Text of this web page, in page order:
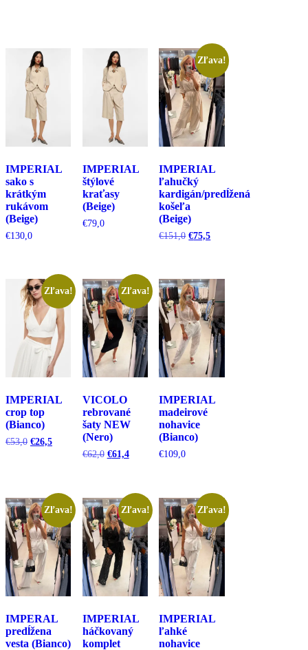
IMPERIAL
sako s
krátkým
rukávom
(Beige)
€130,0
IMPERIAL
štýlové
kraťasy
(Beige)
€79,0
Zľava!
IMPERIAL
ľahučký
kardigán/predĺžená
košeľa
(Beige)
€151,0 Pôvodná
€75,5Aktuálna
Zľava!
IMPERIAL
crop top
(Bianco)
€53,0 Pôvodná
€26,5Aktuálna
Zľava!
VICOLO
rebrované
šaty NEW
(Nero)
€62,0 Pôvodná
€61,4Aktuálna
IMPERIAL
madeirové
nohavice
(Bianco)
€109,0
Zľava!
IMPERAL
predĺžena
vesta (Bianco)
Zľava!
IMPERIAL
háčkovaný
komplet
Zľava!
IMPERIAL
ľahké
nohavice